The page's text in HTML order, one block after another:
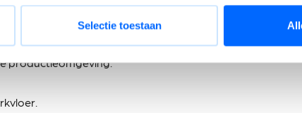
Selectie toestaan
opleiding.
in aanmerking.
productieomgeving.